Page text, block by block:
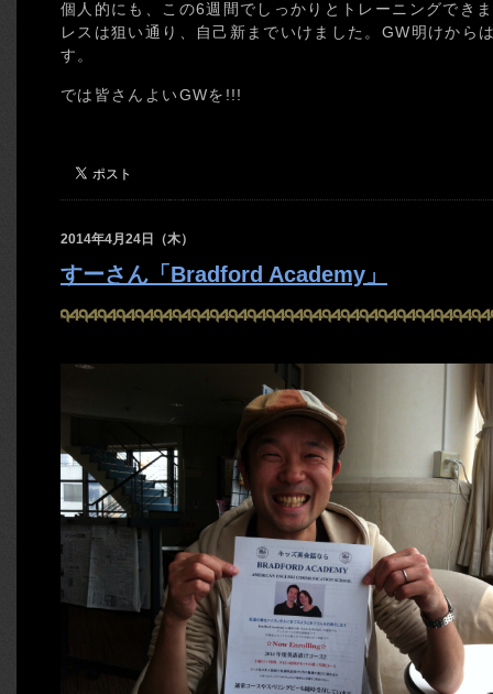
個人的にも、この6週間でしっかりとトレーニングでき
レスは狙い通り、自己新までいけました。GW明けから
す。
では皆さんよいGWを!!!
2014年4月24日（木）
すーさん「Bradford Academy」